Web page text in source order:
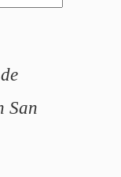
San